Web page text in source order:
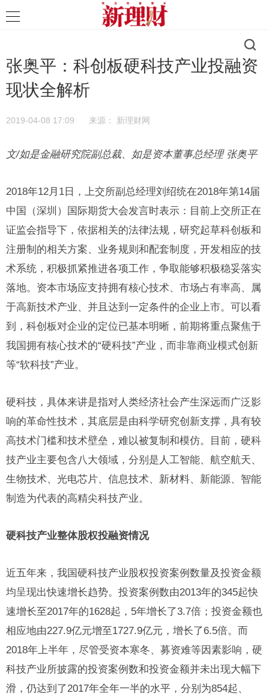
张奥平：科创板硬科技产业投融资
现状全解析
2019-04-08 17:09 来源： 新理财网
文/如是金融研究院副总裁、如是资本董事总经理 张奥平
2018年12月1日，上交所副总经理刘绍统在2018年第14届
中国（深圳）国际期货大会发言时表示：目前上交所正在
证监会指导下，依据相关的法律法规，研究起草科创板和
注册制的相关方案、业务规则和配套制度，开发相应的技
术系统，积极抓紧推进各项工作，争取能够积极稳妥落实
落地。资本市场应支持拥有核心技术、市场占有率高、属
于高新技术产业、并且达到一定条件的企业上市。可以看
到，科创板对企业的定位已基本明晰，前期将重点聚焦于
我国拥有核心技术的“硬科技”产业，而非靠商业模式创新
等“软科技”产业。
硬科技，具体来讲是指对人类经济社会产生深远而广泛影
响的革命性技术，其底层是由科学研究创新支撑，具有较
高技术门槛和技术壁垒，难以被复制和模仿。目前，硬科
技产业主要包含八大领域，分别是人工智能、航空航天、
生物技术、光电芯片、信息技术、新材料、新能源、智能
制造为代表的高精尖科技产业。
硬科技产业整体股权投融资情况
近五年来，我国硬科技产业股权投资案例数量及投资金额
均呈现出快速增长趋势。投资案例数由2013年的345起快
速增长至2017年的1628起，5年增长了3.7倍；投资金额也
相应地由227.9亿元增至1727.9亿元，增长了6.5倍。而
2018年上半年，尽管受资本寒冬、募资难等因素影响，硬
科技产业所披露的投资案例数和投资金额并未出现大幅下
滑，仍达到了2017年全年一半的水平，分别为854起、